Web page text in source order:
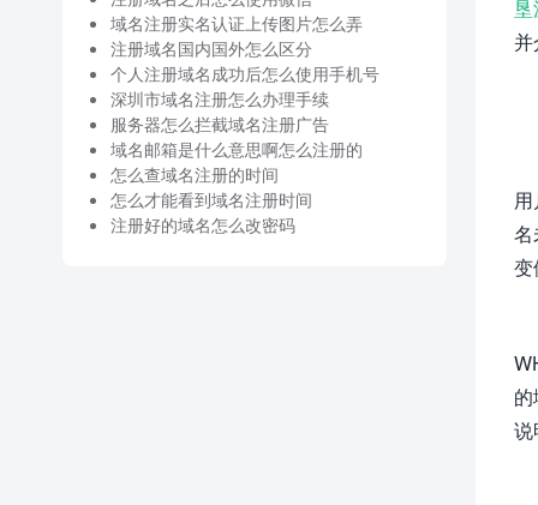
并
名
变
说
域名注册实名认证上传图片怎么弄
注册域名国内国外怎么区分
个人注册域名成功后怎么使用手机号
深圳市域名注册怎么办理手续
服务器怎么拦截域名注册广告
域名邮箱是什么意思啊怎么注册的
怎么查域名注册的时间
怎么才能看到域名注册时间
注册好的域名怎么改密码